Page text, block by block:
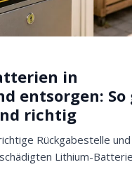
in
entsorgen: So
richtig
Rückgabestelle
Lithium-